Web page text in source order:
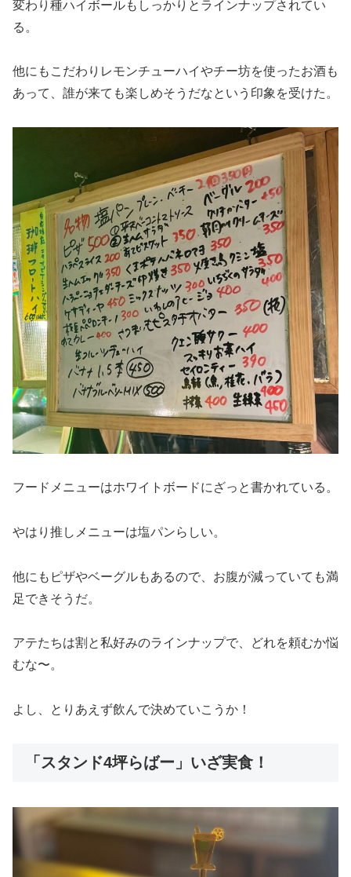
変わり種ハイボールもしっかりとラインナップされてい
る。
他にもこだわりレモンチューハイやチー坊を使ったお酒も
あって、誰が来ても楽しめそうだなという印象を受けた。
フードメニューはホワイトボードにざっと書かれている。
やはり推しメニューは塩パンらしい。
他にもピザやベーグルもあるので、お腹が減っていても満
足できそうだ。
アテたちは割と私好みのラインナップで、どれを頼むか悩
むな〜。
よし、とりあえず飲んで決めていこうか！
「スタンド4坪らばー」いざ実食！